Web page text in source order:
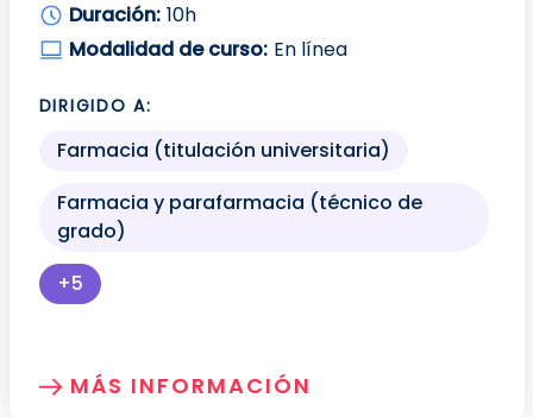
Duración: 10h
Modalidad de curso: En línea
DIRIGIDO A:
Farmacia (titulación universitaria)
Farmacia y parafarmacia (técnico de
grado)
+5
Más perfiles profesionales disponibles para
MÁS INFORMACIÓN
SOBRE: APLICACIÓN DE LAS PROM